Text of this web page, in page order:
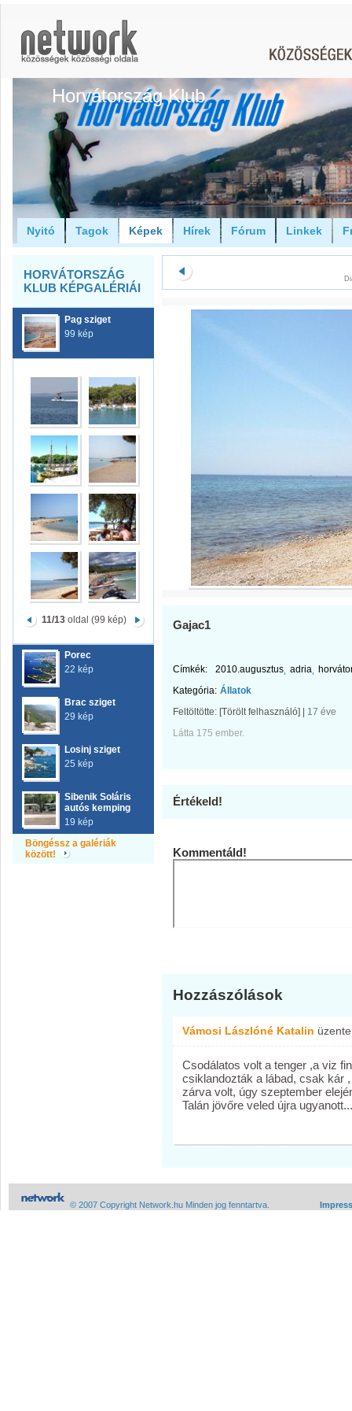
Horvátország Klub
Nyitó Tagok Képek Hírek Fórum Linkek
HORVÁTORSZÁG
KLUB KÉPGALÉRIÁI
Pag sziget
99 kép
11/13 oldal (99 kép)
Porec
22 kép
Brac sziget
29 kép
Losinj sziget
25 kép
Sibenik Soláris
autós kemping
19 kép
Böngéssz a galériák
között!
Gajac1
Címkék: 2010.augusztus adria
Kategória: Állatok
Feltöltötte: [Törölt felhasználó]
17 éve
Látta 175 ember.
Értékeld!
Kommentáld!
Hozzászólások
Vámosi Lászlóné Katalin
Csodálatos volt a tenger ,a viz
csiklandozták a lábad, csak kár
zárva volt, úgy szeptember
Talán jövőre veled újra
© 2007 Copyright Network.hu Minden jog fenntartva.